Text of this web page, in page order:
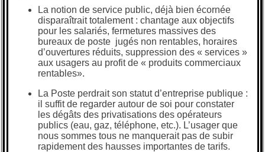
La notion de service public, déjà bien écornée
disparaîtrait totalement : chantage aux objectifs
pour les salariés, fermetures massives des
bureaux de poste jugés non rentables, horaires
d’ouvertures réduits, suppression des « services »
aux usagers au profit de « produits commerciaux
rentables».
La Poste perdrait son statut d’entreprise publique :
il suffit de regarder autour de soi pour constater
les dégâts des privatisations des opérateurs
publics (eau, gaz, téléphone, etc.). L’usager que
nous sommes tous ne manquerait pas de subir
rapidement des hausses importantes de tarifs.